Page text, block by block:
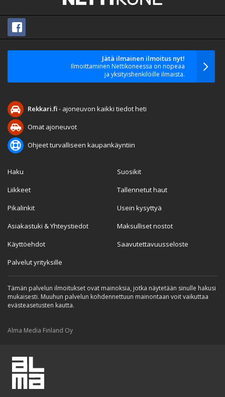
Jätä ilmainen ilmoitus nyt!
Ilmoittaminen Nettikoneessa on nopeaa
ja yksityishenkilöille ilmaista.
Rekkari.fi- ajoneuvon kaikki tiedot heti
Omat ajoneuvot
Ohjeet turvalliseen kaupankäyntiin
Haku
Liikkeet
Pikalinkit
Asiakastuki & Yhteystiedot
Käyttöehdot
Palvelut yrityksille
Suosikit
Tallennetut haut
Usein kysyttyä
Maksulliset nostot
Saavutettavuusseloste
Tämän palvelun ilmoitukset ovat mainoksia, jotka näytetään sinulle hakusi
mukaisesti. Muuhun palvelun kohdennettuun mainontaan voit vaikuttaa
evästeasetusten kautta.
Alma Media Finland Oy